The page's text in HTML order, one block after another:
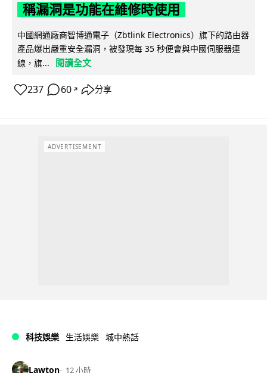
稱漏洞是功能在維修時使用
中國網通廠商智博通電子（Zbtlink Electronics）旗下的路由器
產品爆出嚴重安全漏洞，被發現每 35 秒便會與中國伺服器連
線，旗...
閱讀全文
237 60 ↗ 分享
ADVERTISEMENT
科技娛樂 生活娛樂 城中熱話
Lawton 12 小時